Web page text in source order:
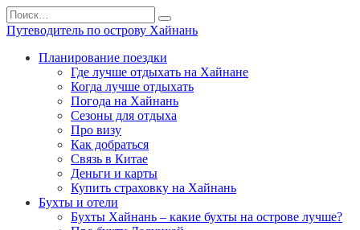
Перейти
к
содержанию
Search
for:
Путеводитель по острову Хайнань
Планирование поездки
Где лучше отдыхать на Хайнане
Когда лучше отдыхать
Погода на Хайнань
Сезоны для отдыха
Про визу
Как добраться
Связь в Китае
Деньги и карты
Купить страховку на Хайнань
Бухты и отели
Бухты Хайнань – какие бухты на острове лучше?